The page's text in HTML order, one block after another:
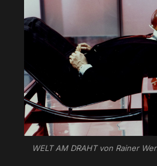
WELT AM DRAHT von Rainer